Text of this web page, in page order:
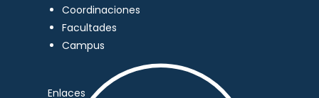
Coordinaciones
Facultades
Campus
Enlaces